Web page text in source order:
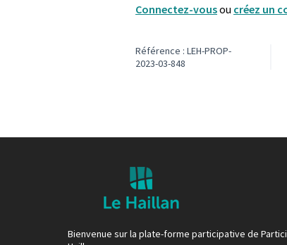
Connectez-vousou créez un
Référence : LEH-PROP-
2023-03-848
Bienvenue sur la plate-forme participative de